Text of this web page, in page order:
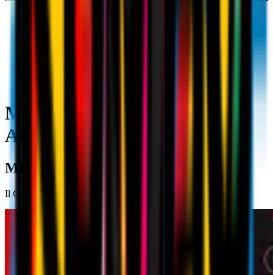
Milan TV: news ultima ora |
AC Milan
MILAN TV
Il Club Channel dedicato a tutti i tifosi rossoneri